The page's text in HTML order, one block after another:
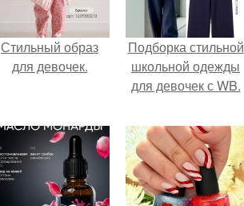
Стильный образ
для девочек.
Подборка стильной
школьной одежды
для девочек с WB.